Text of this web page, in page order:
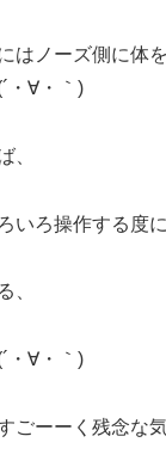
はノーズ側に体
・∀・｀)
、
いろ操作する度に
、
・∀・｀)
ごーーく残念な